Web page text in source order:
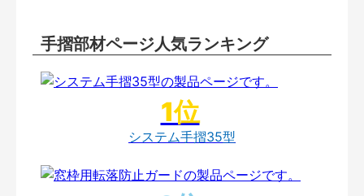
手摺部材ページ人気ランキング
システム手摺35型